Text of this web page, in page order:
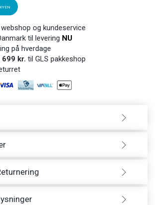
og kundeservice
til levering NU
på hverdage
699 kr. til GLS pakkeshop